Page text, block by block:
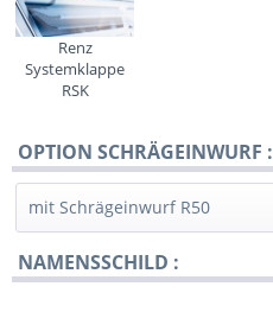
Renz
Systemklappe
RSK
OPTION SCHRÄGEINWURF :
NAMENSSCHILD :